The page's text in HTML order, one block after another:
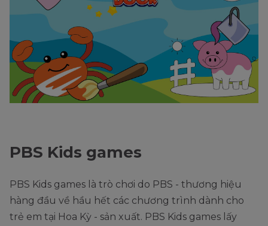
PBS Kids games
PBS Kids games là trò chơi do PBS - thương hiệu
hàng đầu về hầu hết các chương trình dành cho
trẻ em tại Hoa Kỳ - sản xuất. PBS Kids games lấy